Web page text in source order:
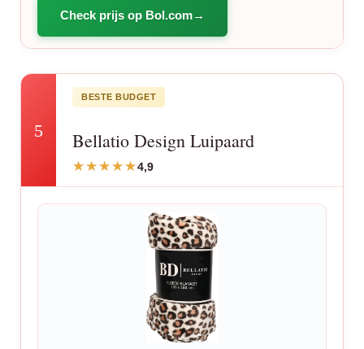
Check prijs op Bol.com
5
BESTE BUDGET
Bellatio Design Luipaard
4,9